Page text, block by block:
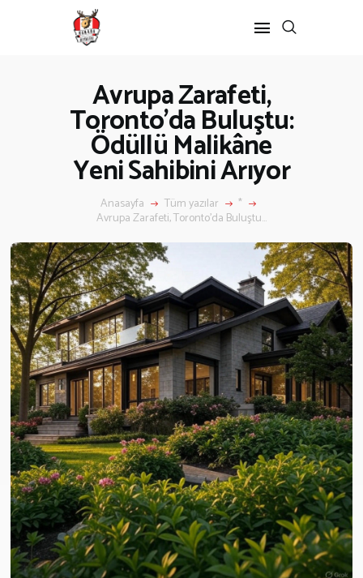
Avrupa Zarafeti,
Toronto’da Buluştu:
Ödüllü Malikâne
Yeni Sahibini Arıyor
Anasayfa Tüm yazılar *
Avrupa Zarafeti, Toronto’da Buluştu...
ANASAYFA
KANADA’DA
Kanada’da Eğitim
Eğitim Formu
Göçmenlik
Göçmenlik Formu
Emlak
Emlak Formu
GÜNCEL
Haberler
Deneyim
Yaşam
Yazarlarımız